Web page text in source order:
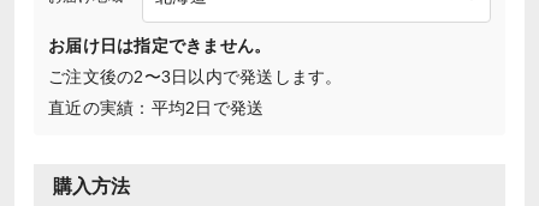
お届け日は指定できません。
ご注文後の2〜3日以内で発送します。
直近の実績：平均2日で発送
購入方法